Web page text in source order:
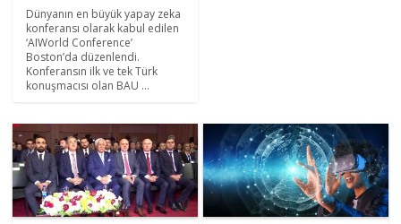
Dünyanın en büyük yapay zeka
konferansı olarak kabul edilen
‘AIWorld Conference’
Boston’da düzenlendi.
Konferansın ilk ve tek Türk
konuşmacısı olan BAU ...